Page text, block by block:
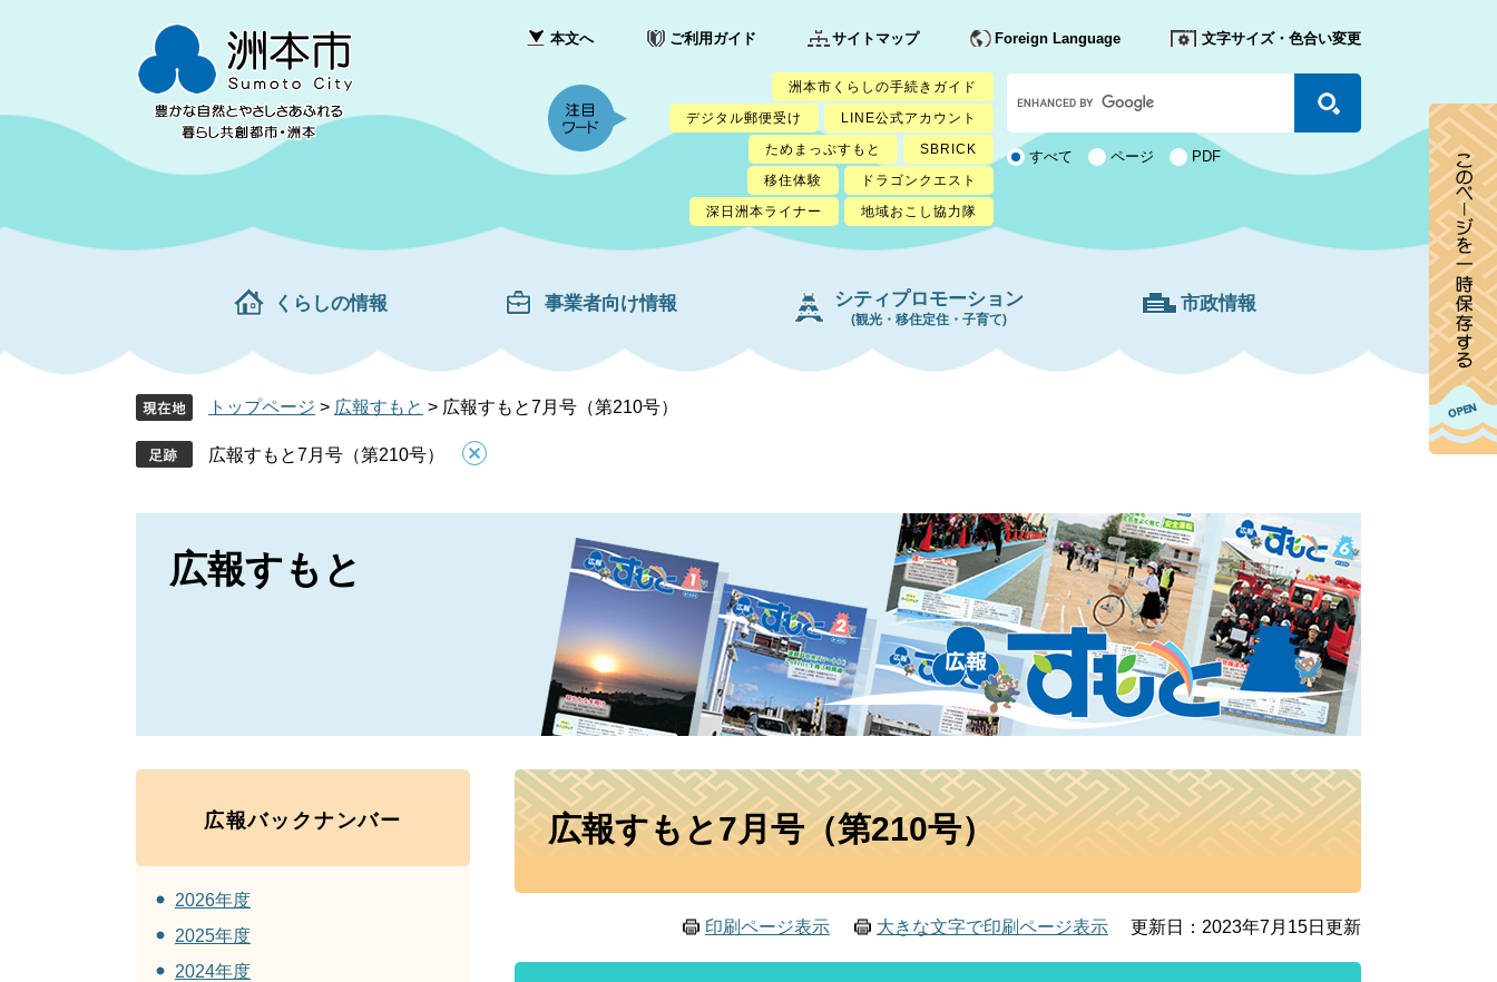
先
を
て
本文へ ご利用ガイド サイトマップ Foreign Language 文字サイズ・色合い変更
洲本市くらしの手続きガイド
デジタル郵便受け
LINE公式アカウント
ためまっぷすもと
SBRICK
移住体験
ドラゴンクエスト
深日洲本ライナー
地域おこし協力隊
カ
ス
タ
ム
検 すべて ページ PDF
くらしの情報 事業者向け情報 シティプロモーション
(観光・移住定住・子育て)
市政情報
トップページ > 広報すもと > 広報すもと7月号（第210号）
広報すもと7月号（第210号）
広報すもと
本
広報すもと7月号（第210号）
印刷ページ表示 大きな文字で印刷ページ表示 更新日：2023年7月15日更新
広報バックナンバー
2026年度
2025年度
2024年度